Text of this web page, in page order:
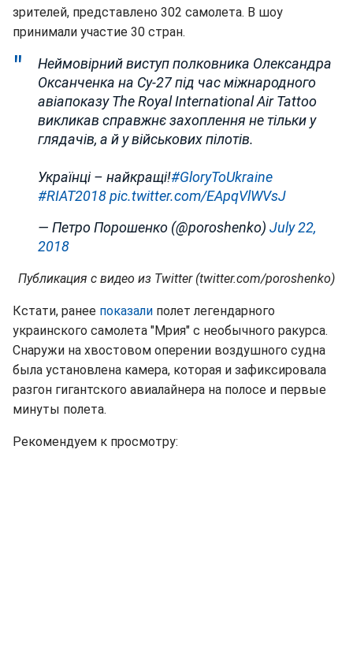
зрителей, представлено 302 самолета. В шоу
принимали участие 30 стран.
Неймовірний виступ полковника Олександра
Оксанченка на Су-27 під час міжнародного
авіапоказу The Royal International Air Tattoo
викликав справжнє захоплення не тільки у
глядачів, а й у військових пілотів.
Українці – найкращі!#GloryToUkraine
#RIAT2018pic.twitter.com/EApqVlWVsJ
— Петро Порошенко (@poroshenko) July 22,
2018
Публикация с видео из Twitter (twitter.com/poroshenko)
Кстати, ранее показали полет легендарного
украинского самолета "Мрия" с необычного ракурса.
Снаружи на хвостовом оперении воздушного судна
была установлена камера, которая и зафиксировала
разгон гигантского авиалайнера на полосе и первые
минуты полета.
Рекомендуем к просмотру: